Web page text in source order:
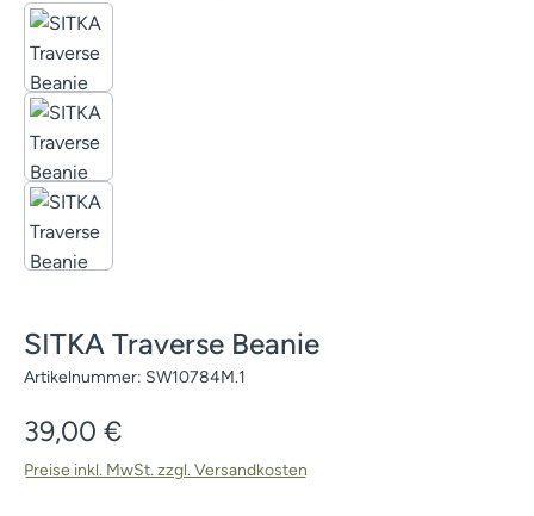
SITKA Traverse Beanie
Artikelnummer: SW10784M.1
Regulärer Preis:
39,00 €
Preise inkl. MwSt. zzgl. Versandkosten